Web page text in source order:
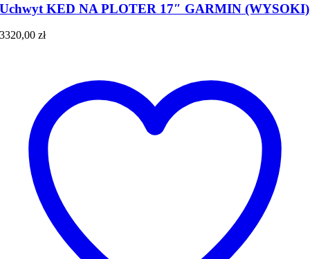
Uchwyt KED NA PLOTER 17″ GARMIN (WYSOKI)
3320,00zł